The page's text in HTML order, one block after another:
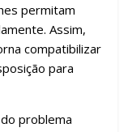
permitam
Assim,
compatibilizar
para
problema